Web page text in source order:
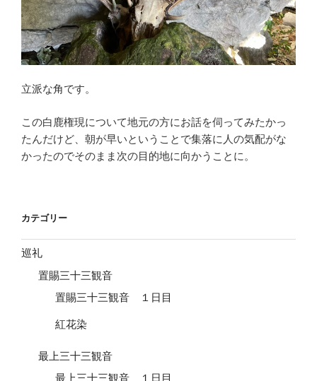
立派な角です。
この白鹿権現について地元の方にお話を伺ってみたかっ
たんだけど、朝が早いということで集落に人の気配がな
かったのでそのまま次の目的地に向かうことに。
カテゴリー
巡礼
置賜三十三観音
置賜三十三観音 １日目
紅花染
最上三十三観音
最上三十三観音 １日目